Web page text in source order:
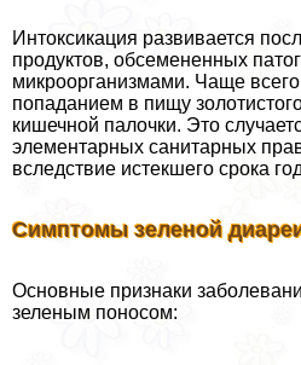
Интоксикация развивается
продуктов, обсемененных
микроорганизмами. Чаще
попаданием в пищу
кишечной палочки. Это
элементарных санитарных
вследствие истекшего срока
Симптомы зеленой
Основные признаки
зеленым поносом: